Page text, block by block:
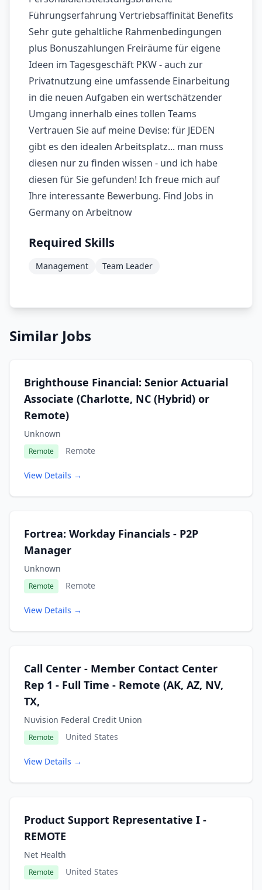
Führungserfahrung Vertriebsaffinität Benefits
Sehr gute gehaltliche Rahmenbedingungen
plus Bonuszahlungen Freiräume für eigene
Ideen im Tagesgeschäft PKW - auch zur
Privatnutzung eine umfassende Einarbeitung
in die neuen Aufgaben ein wertschätzender
Umgang innerhalb eines tollen Teams
Vertrauen Sie auf meine Devise: für JEDEN
gibt es den idealen Arbeitsplatz... man muss
diesen nur zu finden wissen - und ich habe
diesen für Sie gefunden! Ich freue mich auf
Ihre interessante Bewerbung. Find Jobs in
Germany on Arbeitnow
Required Skills
Management Team Leader
Similar Jobs
Brighthouse Financial: Senior Actuarial
Associate (Charlotte, NC (Hybrid) or
Remote)
Unknown
Remote Remote
View Details →
Fortrea: Workday Financials - P2P
Manager
Unknown
Remote Remote
View Details →
Call Center - Member Contact Center
Rep 1 - Full Time - Remote (AK, AZ, NV,
TX,
Nuvision Federal Credit Union
Remote United States
View Details →
Product Support Representative I -
REMOTE
Net Health
Remote United States